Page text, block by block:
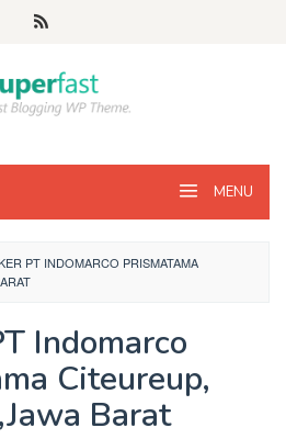
MENU
PT INDOMARCO PRISMATAMA
Indomarco
Citeureup,
Barat